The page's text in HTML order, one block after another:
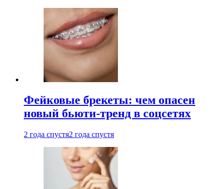
Фейковые брекеты: чем опасен
новый бьюти-тренд в соцсетях
2 года спустя2 года спустя